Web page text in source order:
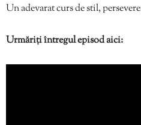
Un adevarat curs de stil,
Urmăriți întregul episod aici: